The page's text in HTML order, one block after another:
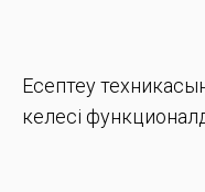
Есептеу
келесі